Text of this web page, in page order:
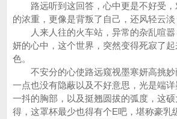
路远听到这回答，心中更是不好受，
的浓重，更像是背叛了自己，还风轻云淡
人来人往的火车站，异常的杂乱喧嚣
妍的心中，这个世界，突然变得死寂了
色。
不安分的心使路远窥视墨寒妍高挑妙
一点也没有隐蔽以及不好意思，光是端
一抖的胸部，以及挺翘圆拔的弧度，这
得，这罩杯最少也得有个E吧，堪称豪乳